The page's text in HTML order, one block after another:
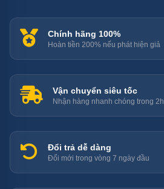
Chính hãng 100%
Hoàn tiền 200% nếu phát hiện giả
Vận chuyển siêu tốc
Nhận hàng nhanh chóng trong 2h
Đổi trả dễ dàng
Đổi mới trong vòng 7 ngày đầu